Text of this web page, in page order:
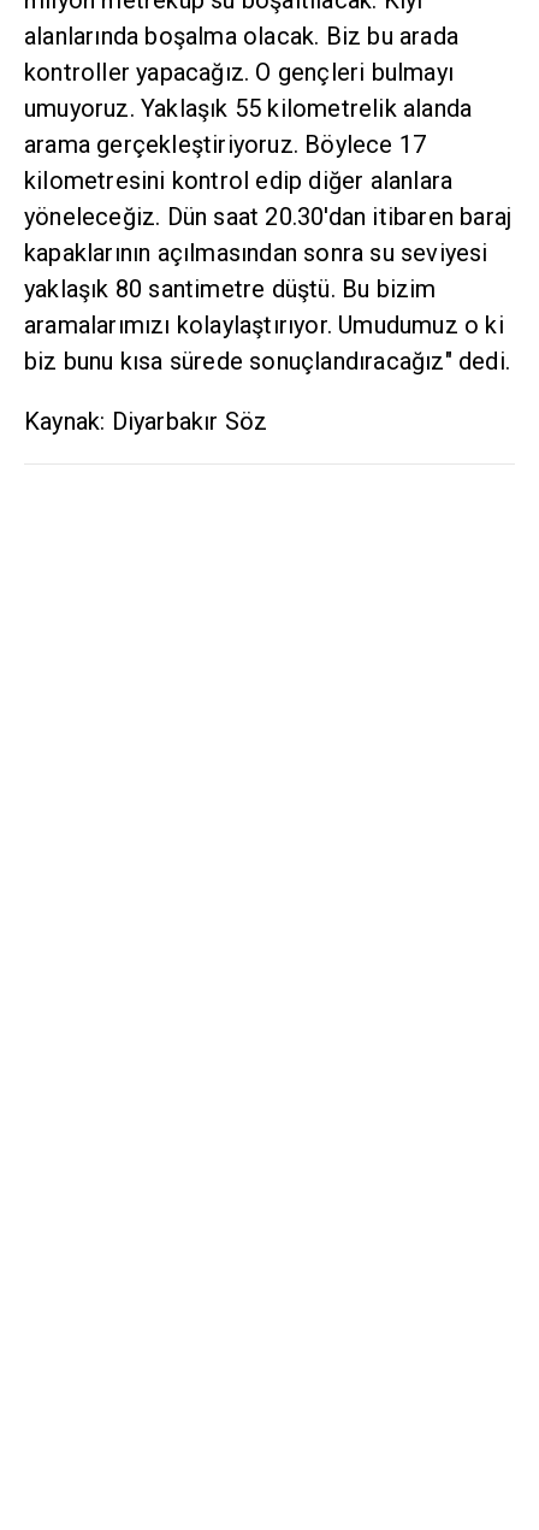
alanlarında boşalma olacak. Biz bu arada
kontroller yapacağız. O gençleri bulmayı
umuyoruz. Yaklaşık 55 kilometrelik alanda
arama gerçekleştiriyoruz. Böylece 17
kilometresini kontrol edip diğer alanlara
yöneleceğiz. Dün saat 20.30'dan itibaren baraj
kapaklarının açılmasından sonra su seviyesi
yaklaşık 80 santimetre düştü. Bu bizim
aramalarımızı kolaylaştırıyor. Umudumuz o ki
biz bunu kısa sürede sonuçlandıracağız" dedi.
Kaynak: Diyarbakır Söz